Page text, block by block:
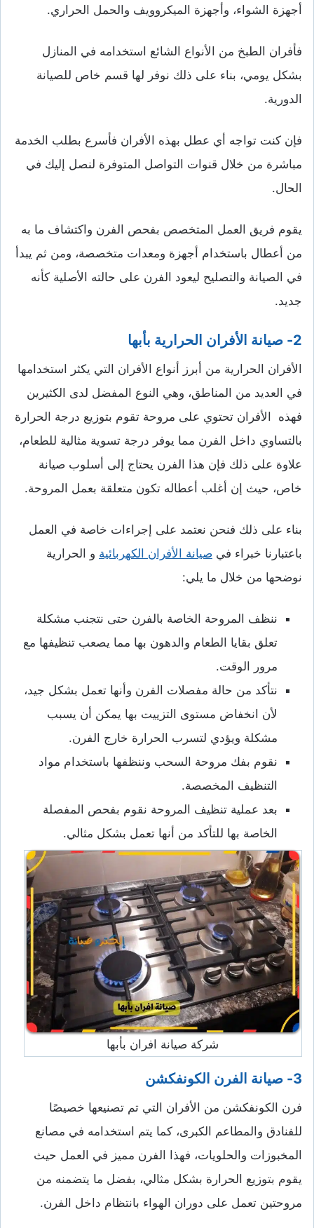
أجهزة الشواء، وأجهزة الميكروويف والحمل الحراري.
فأفران الطبخ من الأنواع الشائع استخدامه في المنازل
بشكل يومي، بناء على ذلك نوفر لها قسم خاص للصيانة
الدورية.
فإن كنت تواجه أي عطل بهذه الأفران فأسرع بطلب الخدمة
مباشرة من خلال قنوات التواصل المتوفرة لنصل إليك في
الحال.
يقوم فريق العمل المتخصص بفحص الفرن واكتشاف ما به
من أعطال باستخدام أجهزة ومعدات متخصصة، ومن ثم يبدأ
في الصيانة والتصليح ليعود الفرن على حالته الأصلية كأنه
جديد.
2- صيانة الأفران الحرارية بأبها
الأفران الحرارية من أبرز أنواع الأفران التي يكثر استخدامها
في العديد من المناطق، وهي النوع المفضل لدى الكثيرين
فهذه الأفران تحتوي على مروحة تقوم بتوزيع درجة الحرارة
بالتساوي داخل الفرن مما يوفر درجة تسوية مثالية للطعام،
علاوة على ذلك فإن هذا الفرن يحتاج إلى أسلوب صيانة
خاص، حيث إن أغلب أعطاله تكون متعلقة بعمل المروحة.
بناء على ذلك فنحن نعتمد على إجراءات خاصة في العمل
باعتبارنا خبراء في صيانة الأفران الكهربائية و الحرارية
نوضحها من خلال ما يلي:
ننظف المروحة الخاصة بالفرن حتى نتجنب مشكلة
تعلق بقايا الطعام والدهون بها مما يصعب تنظيفها مع
مرور الوقت.
نتأكد من حالة مفصلات الفرن وأنها تعمل بشكل جيد،
لأن انخفاض مستوى التزييت بها يمكن أن يسبب
مشكلة ويؤدي لتسرب الحرارة خارج الفرن.
نقوم بفك مروحة السحب وننظفها باستخدام مواد
التنظيف المخصصة.
بعد عملية تنظيف المروحة نقوم بفحص المفصلة
الخاصة بها للتأكد من أنها تعمل بشكل مثالي.
شركة صيانة افران بأبها
3- صيانة الفرن الكونفكشن
فرن الكونفكشن من الأفران التي تم تصنيعها خصيصًا
للفنادق والمطاعم الكبرى، كما يتم استخدامه في مصانع
المخبوزات والحلويات، فهذا الفرن مميز في العمل حيث
يقوم بتوزيع الحرارة بشكل مثالي، بفضل ما يتضمنه من
مروحتين تعمل على دوران الهواء بانتظام داخل الفرن.